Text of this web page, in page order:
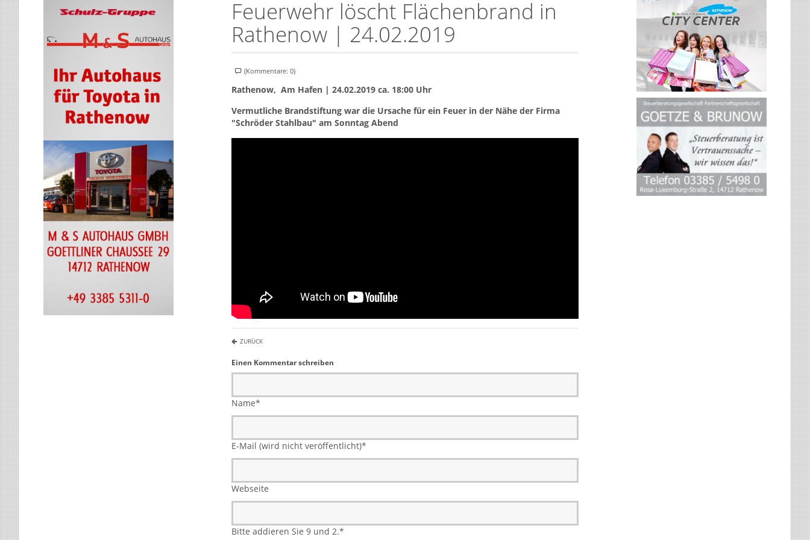
Feuerwehr löscht Flächenbrand in
Rathenow | 24.02.2019
(Kommentare: 0)
Rathenow, Am Hafen | 24.02.2019 ca. 18:00 Uhr
Vermutliche Brandstiftung war die Ursache für ein Feuer in der Nähe der Firma
"Schröder Stahlbau" am Sonntag Abend
ZURÜCK
Einen Kommentar schreiben
Name*
E-Mail (wird nicht veröffentlicht)*
Webseite
Bitte addieren Sie 9 und 2.*